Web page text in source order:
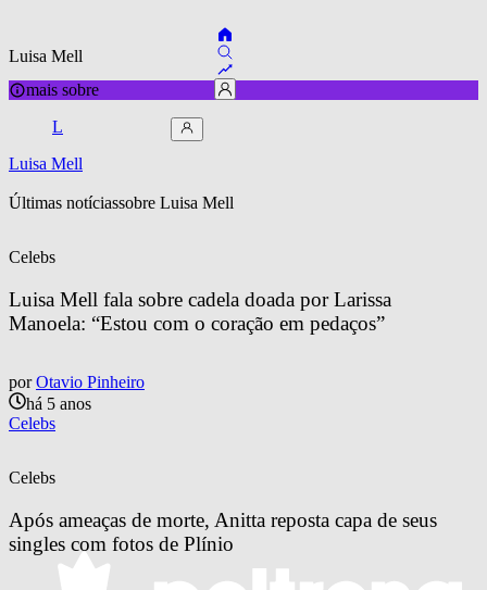
Luisa Mell
mais sobre
L
Luisa Mell
Últimas notíciassobre Luisa Mell
Celebs
Luisa Mell fala sobre cadela doada por Larissa
Manoela: “Estou com o coração em pedaços”
por Otavio Pinheiro
há 5 anos
Celebs
Celebs
Após ameaças de morte, Anitta reposta capa de seus
singles com fotos de Plínio